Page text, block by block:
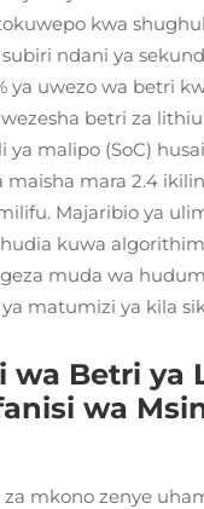
kwa
ndani ya
ya uwezo wa betri
betri za
ya malipo (SoC)
maisha mara 2.4
Majaribio ya
kuwa
muda wa
matumizi ya kila
wa Betri ya
wa
mkono zenye